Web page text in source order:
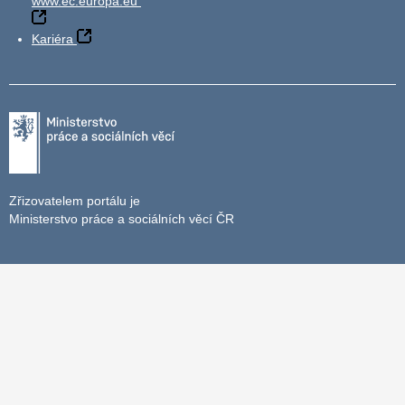
Kariéra
Zřizovatelem portálu je
Ministerstvo práce a sociálních věcí ČR